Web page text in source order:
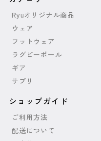
Ryuオリジナル商品
ウェア
フットウェア
ラグビーボール
ギア
サプリ
ショップガイド
ご利用方法
配送について